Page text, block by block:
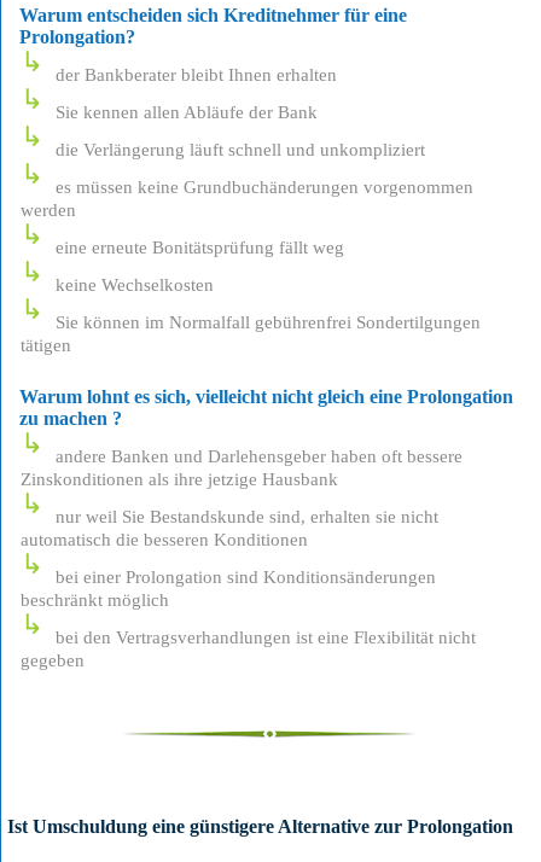
Warum entscheiden sich Kreditnehmer für eine
Prolongation?
der Bankberater bleibt Ihnen erhalten
Sie kennen allen Abläufe der Bank
die Verlängerung läuft schnell und unkompliziert
es müssen keine Grundbuchänderungen vorgenommen
werden
eine erneute Bonitätsprüfung fällt weg
keine Wechselkosten
Sie können im Normalfall gebührenfrei Sondertilgungen
tätigen
Warum lohnt es sich, vielleicht nicht gleich eine Prolongation
zu machen ?
andere Banken und Darlehensgeber haben oft bessere
Zinskonditionen als ihre jetzige Hausbank
nur weil Sie Bestandskunde sind, erhalten sie nicht
automatisch die besseren Konditionen
bei einer Prolongation sind Konditionsänderungen
beschränkt möglich
bei den Vertragsverhandlungen ist eine Flexibilität nicht
gegeben
Ist Umschuldung eine günstigere Alternative zur Prolongation